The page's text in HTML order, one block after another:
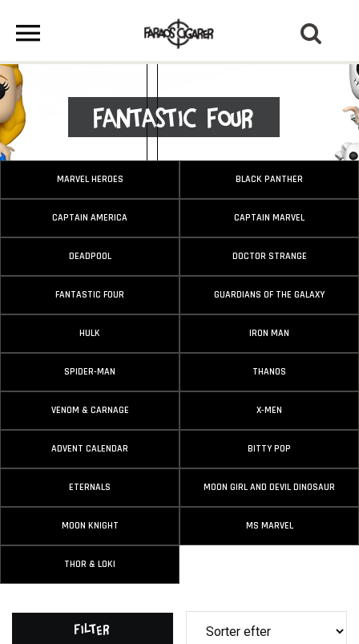
Fantastic Four
MARVEL HEROES BLACK PANTHER
CAPTAIN AMERICA CAPTAIN MARVEL
DEADPOOL DOCTOR STRANGE
FANTASTIC FOUR GUARDIANS OF THE GALAXY
HULK IRON MAN
SPIDER-MAN THANOS
VENOM & CARNAGE X-MEN
ADVENT CALENDAR BITTY POP
ETERNALS MOON GIRL AND DEVIL DINOSAUR
MOON KNIGHT MS MARVEL
THOR & LOKI
Filter